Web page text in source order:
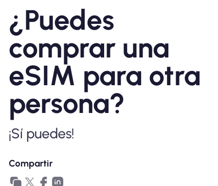
Planes de la tienda
Acerca de eSIM
Por qué la eSIM Nomad
Usando una eSIM
Para negocios
¿Puedes
comprar una
eSIM para otra
persona?
¡Sí puedes!
Compartir